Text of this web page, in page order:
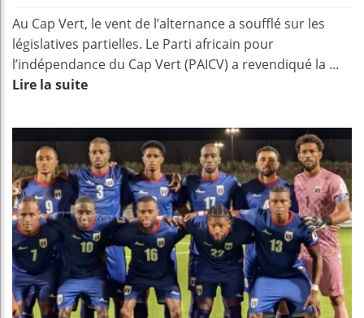
Au Cap Vert, le vent de l’alternance a soufflé sur les
législatives partielles. Le Parti africain pour
l’indépendance du Cap Vert (PAICV) a revendiqué la ...
Lire la suite